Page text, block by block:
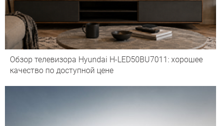
Обзор телевизора Hyundai H-LED50BU7011: хорошее
качество по доступной цене